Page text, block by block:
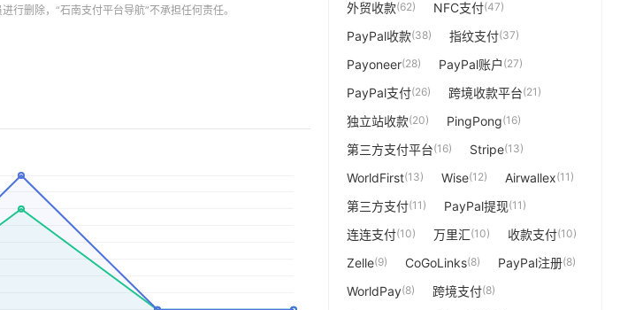
外贸收款(62) NFC支付(47)
PayPal收款(38) 指纹支付(37)
Payoneer(28) PayPal账户 (27)
PayPal支付(26) 跨境收款平台(21)
独立站收款(20) PingPong(16)
第三方支付平台(16) Stripe(13)
WorldFirst(13) Wise(12) Airwallex(11)
第三方支付(11) PayPal提现(11)
连连支付(10) 万里汇(10) 收款支付(10)
Zelle(9) CoGoLinks(8) PayPal注册(8)
WorldPay(8) 跨境支付(8)